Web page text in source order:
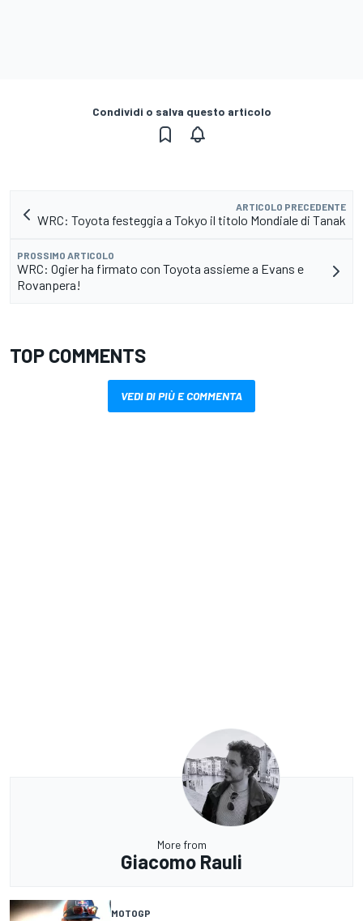
Condividi o salva questo articolo
ARTICOLO PRECEDENTE
WRC: Toyota festeggia a Tokyo il titolo Mondiale di Tanak
PROSSIMO ARTICOLO
WRC: Ogier ha firmato con Toyota assieme a Evans e
Rovanpera!
TOP COMMENTS
VEDI DI PIÙ E COMMENTA
More from
Giacomo Rauli
MOTOGP